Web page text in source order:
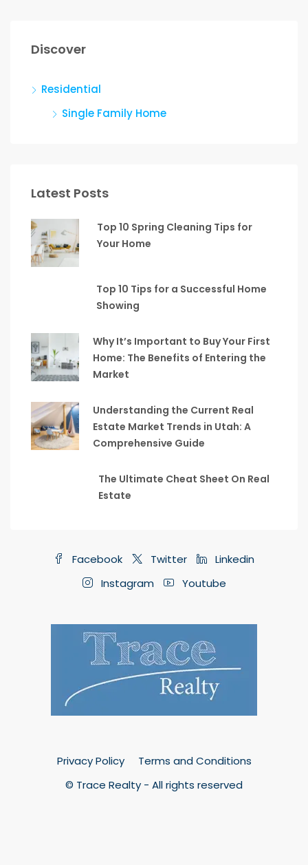
Discover
Residential
Single Family Home
Latest Posts
Top 10 Spring Cleaning Tips for
Your Home
Top 10 Tips for a Successful Home
Showing
Why It’s Important to Buy Your First
Home: The Benefits of Entering the
Market
Understanding the Current Real
Estate Market Trends in Utah: A
Comprehensive Guide
The Ultimate Cheat Sheet On Real
Estate
Facebook Twitter
Linkedin
Instagram
Youtube
Privacy Policy
Terms and Conditions
© Trace Realty - All rights reserved